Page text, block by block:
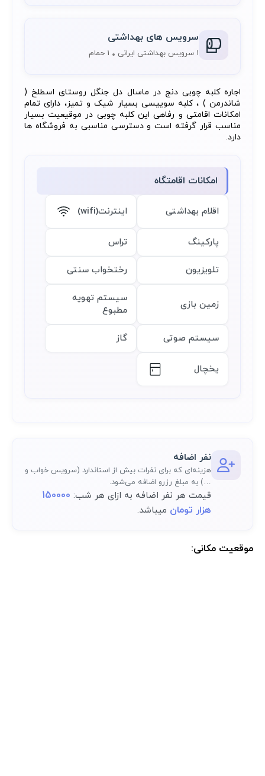
سرویس های بهداشتی
1 سرویس بهداشتی ایرانی 1 حمام
اجاره کلبه چوبی دنج در ماسال دل جنگل روستای اسطلخ (
شاندرمن ) ، کلبه سوییسی بسیار شیک و تمیز، دارای تمام
امکانات اقامتی و رفاهی این کلبه چوبی در موقیعیت بسیار
مناسب قرار گرفته است و دسترسی مناسبی به فروشگاه ها
دارد.
امکانات اقامتگاه
اقلام بهداشتی اینترنت(wifi)
پارکینگ تراس
تلویزیون رختخواب سنتی
زمین بازی
سیستم تهویه
مطبوع
سیستم صوتی گاز
یخچال
نفر اضافه
هزینه‌ای که برای نفرات بیش از استاندارد (سرویس خواب و
…) به مبلغ رزرو اضافه می‌شود.
قیمت هر نفر اضافه به ازای هر شب:
هزار تومان میباشد.
موقعیت مکانی: